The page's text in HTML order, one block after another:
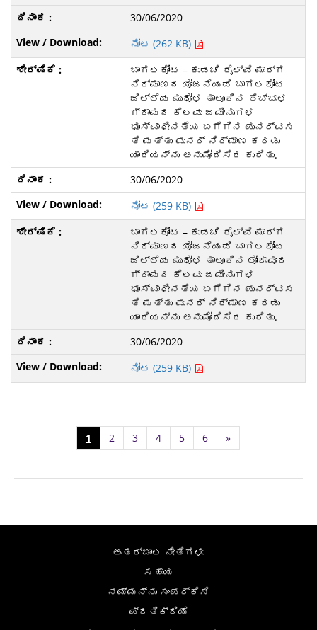
30/06/2020
ನೋಟ (262 KB)
ಬಾಗಲಕೋಟ – ಕುಡಚಿ ರೈಲ್ವೆ ಮಾರ್ಗ
ನಿರ್ಮಾಣದ ಯೋಜನೆಯಡಿ ಬಾಗಲಕೋಟ
ಜಿಲ್ಲೆಯ ಮುಧೋಳ ತಾಲೂಕಿನ ಹೆಬ್ಬಾಳ
ಗ್ರಾಮದ ಕೆಲವು ಜಮೀನುಗಳ
ಭೂಸ್ವಾಧೀನತೆಯ ಬಗೆಗಿನ ಪುನರ್ವಸ
ತಿ ಮತ್ತು ಪುನರ್ ನಿರ್ಮಾಣ ಕರಡು
ಯಾದಿಯನ್ನು ಅನುಮೋದಿಸಿದ ಕುರಿತು.
30/06/2020
ನೋಟ (259 KB)
ಬಾಗಲಕೋಟ – ಕುಡಚಿ ರೈಲ್ವೆ ಮಾರ್ಗ
ನಿರ್ಮಾಣದ ಯೋಜನೆಯಡಿ ಬಾಗಲಕೋಟ
ಜಿಲ್ಲೆಯ ಮುಧೋಳ ತಾಲೂಕಿನ ಲೋಕಾಪೂರ
ಗ್ರಾಮದ ಕೆಲವು ಜಮೀನುಗಳ
ಭೂಸ್ವಾಧೀನತೆಯ ಬಗೆಗಿನ ಪುನರ್ವಸ
ತಿ ಮತ್ತು ಪುನರ್ ನಿರ್ಮಾಣ ಕರಡು
ಯಾದಿಯನ್ನು ಅನುಮೋದಿಸಿದ ಕುರಿತು.
30/06/2020
ನೋಟ (259 KB)
1 2 3 4 5 6 »
ಅಂತರ್ಜಾಲ ನೀತಿಗಳು
ಸಹಾಯ
ನಮ್ಮನ್ನು ಸಂಪರ್ಕಿಸಿ
ಪ್ರತಿಕ್ರಿಯೆ